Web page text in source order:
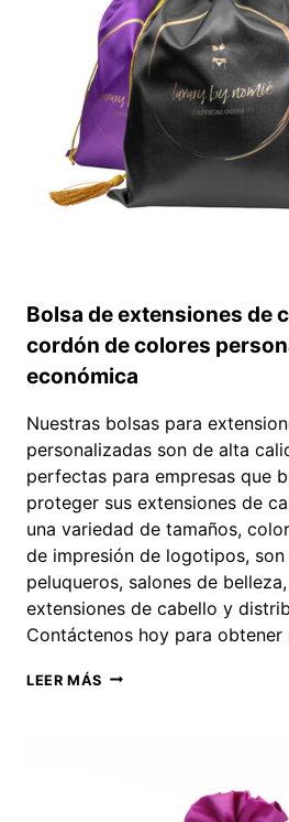
PVC
Bolsa de extensiones de
cordón de colores
económica
Nuestras bolsas para
personalizadas son de alta
perfectas para empresas que
proteger sus extensiones de
una variedad de tamaños,
de impresión de logotipos, son
peluqueros, salones de
extensiones de cabello y
Contáctenos hoy para obtener
LEER MÁS BOLSA